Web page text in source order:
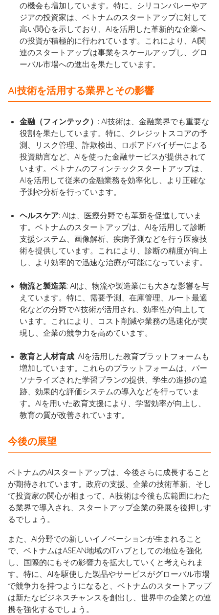
の機会も増加しています。特に、シリコンバレーやア
ジアの投資家は、ベトナムのスタートアップに対して
高い関心を示しており、AIを活用した革新的な企業へ
の投資が積極的に行われています。これにより、AI関
連のスタートアップは事業をスケールアップし、グロ
ーバル市場への進出を果たしています。
AI技術を活用する業界とその影響
金融（フィンテック） : AI技術は、金融業界でも重要な
役割を果たしています。特に、クレジットスコアの予
測、リスク管理、詐欺検出、ロボアドバイザーによる
投資助言など、AIを使った金融サービスが提供されて
います。ベトナムのフィンテックスタートアップは、
AIを活用して従来の金融業務を効率化し、より正確な
予測や分析を行っています。
ヘルスケア: AIは、医療分野でも革新を促進していま
す。ベトナムのスタートアップは、AIを活用して診断
支援システム、画像解析、疾病予測などを行う医療技
術を提供しています。これにより、診断の精度が向上
し、より効率的で迅速な治療が可能になっています。
物流と製造業: AIは、物流や製造業にも大きな影響を与
えています。特に、需要予測、在庫管理、ルート最適
化などの分野でAI技術が活用され、効率性が向上して
います。これにより、コスト削減や業務の迅速化が実
現し、企業の競争力を高めています。
教育と人材育成: AIを活用した教育プラットフォームも
増加しています。これらのプラットフォームは、パー
ソナライズされた学習プランの提供、学生の進捗の追
跡、効果的な評価システムの導入などを行っていま
す。AIを用いた教育支援により、学習効率が向上し、
教育の質が改善されています。
今後の展望
ベトナムのAIスタートアップは、今後さらに成長すること
が期待されています。政府の支援、企業の技術革新、そし
て投資家の関心が相まって、AI技術は今後も広範囲にわた
る業界で導入され、スタートアップ企業の発展を後押しす
るでしょう。
また、AI分野での新しいイノベーションが生まれること
で、ベトナムはASEAN地域のITハブとしての地位を強化
し、国際的にもその影響力を拡大していくと考えられま
す。特に、AIを駆使した製品やサービスがグローバル市場
で競争力を持つようになると、ベトナムのスタートアップ
は新たなビジネスチャンスを創出し、世界中の企業との連
携を強化するでしょう。